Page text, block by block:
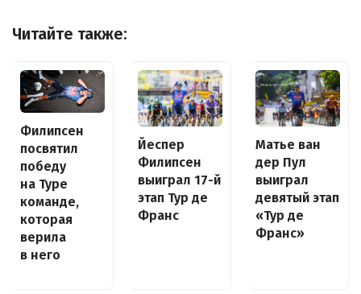
Читайте также:
Филипсен
посвятил
победу
на Туре
команде,
которая
верила
в него
Йеспер
Филипсен
выиграл 17-й
этап Тур де
Франс
Матье ван
дер Пул
выиграл
девятый этап
«Тур де
Франс»